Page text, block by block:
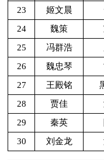
23
姬文晨
24
魏策
25
冯群浩
26
魏忠琴
27
王殿铭
28
贾佳
29
秦英
30
刘金龙